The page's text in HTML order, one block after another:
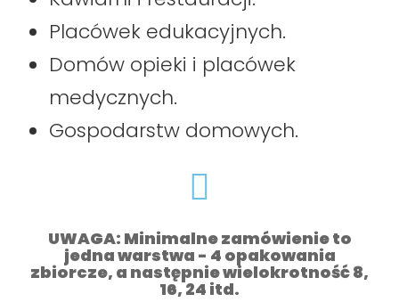
Placówek edukacyjnych.
Domów opieki i placówek
medycznych.
Gospodarstw domowych.
UWAGA: Minimalne zamówienie to
jedna warstwa - 4 opakowania
zbiorcze, a następnie wielokrotność 8,
16, 24 itd.